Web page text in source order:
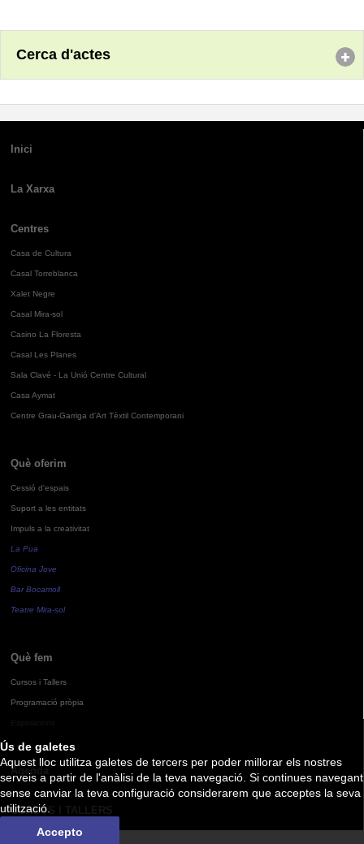
Ús de galetes
Aquest lloc utilitza galetes de tercers per poder millorar els nostres
serveis a partir de l'anàlisi de la teva navegació. Si continues navegant
sense canviar la teva configuració considerarem que acceptes la seva
utilització.
Accepto
Cerca d'actes
Inici
La Xarxa
Centres
Casa de Cultura
Casal Torreblanca
Xalet Negre
Casal Mira-sol
Casino La Floresta
Casal Les Planes
Sala Clavé - La Unió Centre Cultural
Casa Aymat
Centre Grau-Garriga d'Art Tèxtil Contemporani
Què oferim
Cessió d'espais
Suport a les entitats
Impuls a la creativitat
La Pua
Oficina Jove
Bar Bocamoll
Teatre Mira-sol
Què fem
Cursos i Tallers
Programació pròpia
Agenda
CURSOS I TALLERS